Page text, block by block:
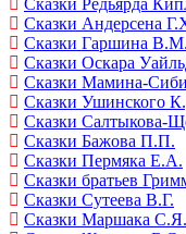
Сказки Редьярда
Сказки Андерсена
Сказки Гаршина В.М.
Сказки Оскара
Сказки Мамина-
Сказки Ушинского
Сказки Салтыкова-
Сказки Бажова П.П.
Сказки Пермяка Е.А.
Сказки братьев
Сказки Сутеева В.Г.
Сказки Маршака С.Я.